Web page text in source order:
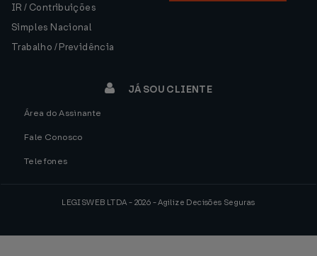
IR / Contribuições
Simples Nacional
Trabalho / Previdência
JÁ SOU CLIENTE
Área do Assinante
Fale Conosco
Telefones
LEGISWEB LTDA - 2026 - Agilize Decisões Seguras